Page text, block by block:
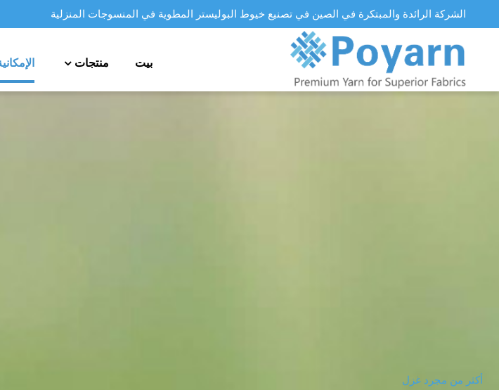
الشركة الرائدة والمبتكرة في الصين في تصنيع خيوط البوليستر المطوية في المنسوجات المنزلية
بيت منتجات
أكثر من مجرد غزل